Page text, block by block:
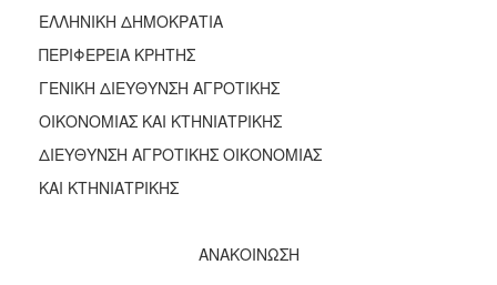
2018
2017
2016
2015
2012
2011
ΕΛΛΗΝΙΚΗ ΔΗΜΟΚΡΑΤΙΑ
ΠΕΡΙΦΕΡΕΙΑ ΚΡΗΤΗΣ
ΓΕΝΙΚΗ ΔΙΕΥΘΥΝΣΗ ΑΓΡΟΤΙΚΗΣ
ΟΙΚΟΝΟΜΙΑΣ ΚΑΙ ΚΤΗΝΙΑΤΡΙΚΗΣ
ΔΙΕΥΘΥΝΣΗ ΑΓΡΟΤΙΚΗΣ ΟΙΚΟΝΟΜΙΑΣ
ΚΑΙ ΚΤΗΝΙΑΤΡΙΚΗΣ
ΑΝΑΚΟΙΝΩΣΗ